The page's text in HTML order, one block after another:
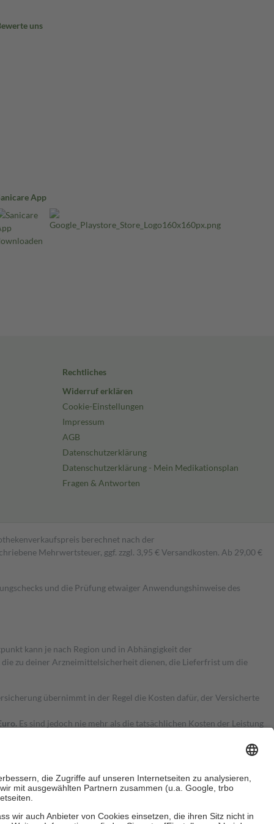
uns
App
Rechtliches
Widerruf erklären
Cookie-Einstellungen
Impressum
AGB
Datenschutzerklärung
Datenschutzerklärung - Mein Medikationsplan
Fragen & Antworten
berechnet nach der
Mehrwertsteuer, ggf. zzgl. 3,95 € Versandkosten. Ab 29,00 €
und die Prüfung etwaiger Anwendungshinweise des
kann je nach Region und in Abhängigkeit der
zu deiner Arzneimittelsicherheit dienen, die Lieferfrist um die
übernimmt in der Regel die Kosten dafür, der Versicherte
Es sind jedoch nie mehr als die tatsächlichen Kosten der Leistung
Zuzahlungen an bei: